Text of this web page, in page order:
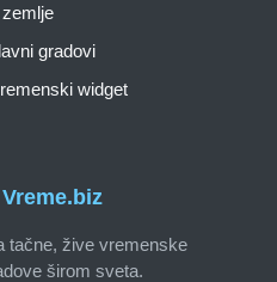
tačne, žive vremenske
širom sveta.
gradovi
widget